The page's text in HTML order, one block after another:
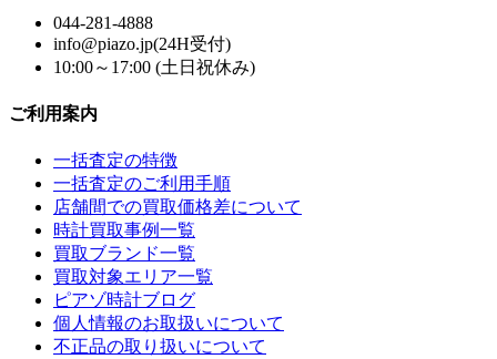
044-281-4888
info@piazo.jp(24H受付)
10:00～17:00 (土日祝休み)
ご利用案内
一括査定の特徴
一括査定のご利用手順
店舗間での買取価格差について
時計買取事例一覧
買取ブランド一覧
買取対象エリア一覧
ピアゾ時計ブログ
個人情報のお取扱いについて
不正品の取り扱いについて